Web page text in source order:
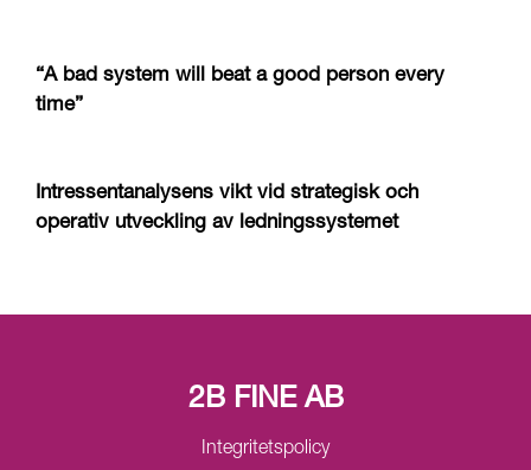
“A bad system will beat a good person every
time”
Intressentanalysens vikt vid strategisk och
operativ utveckling av ledningssystemet
2B FINE AB
Integritetspolicy